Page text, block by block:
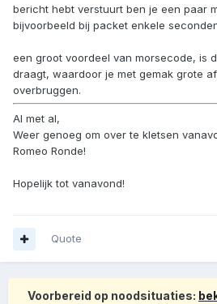
bericht hebt verstuurt ben je een paar
bijvoorbeeld bij packet enkele
een groot voordeel van morsecode, is
draagt, waardoor je met gemak grote
overbruggen.
Al met al,
Weer genoeg om over te kletsen
Romeo Ronde!
Hopelijk tot vanavond!
Quote
Voorbereid op noodsituaties: